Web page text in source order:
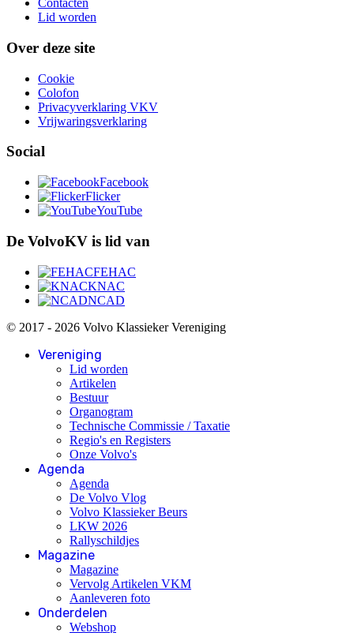
Contacten
Lid worden
Over deze site
Cookie
Colofon
Privacyverklaring VKV
Vrijwaringsverklaring
Social
Facebook
Flicker
YouTube
De VolvoKV is lid van
FEHAC
KNAC
NCAD
© 2017 - 2026 Volvo Klassieker Vereniging
Vereniging
Lid worden
Artikelen
Bestuur
Organogram
Technische Commissie / Taxatie
Regio's en Registers
Onze Volvo's
Agenda
Agenda
De Volvo Vlog
Volvo Klassieker Beurs
LKW 2026
Rallyschildjes
Magazine
Magazine
Vervolg Artikelen VKM
Aanleveren foto
Onderdelen
Webshop